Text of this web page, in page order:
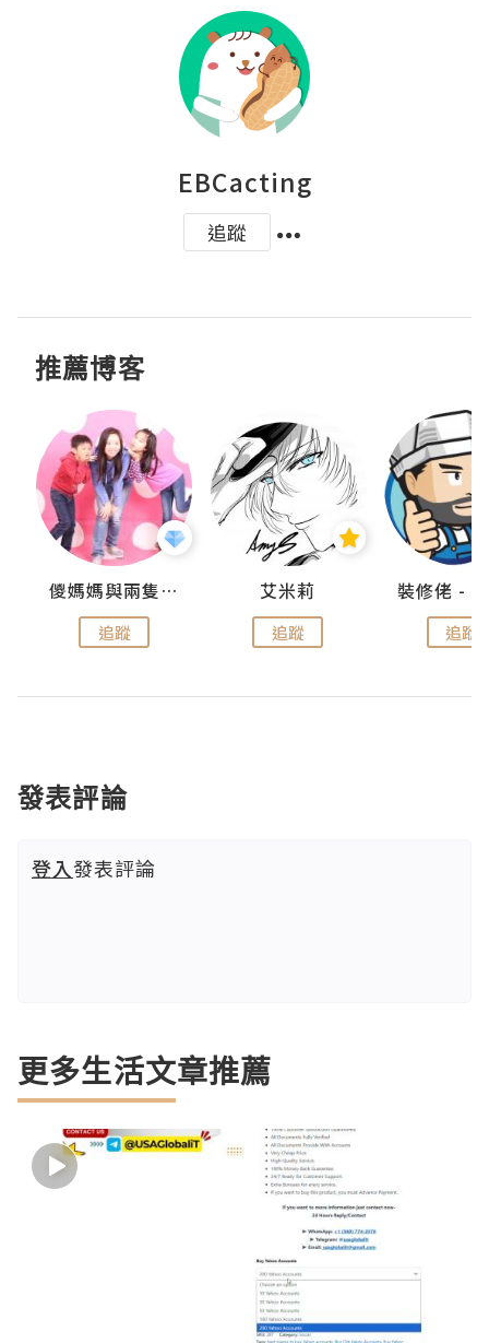
EBCacting
追蹤
推薦博客
儍媽媽與兩隻小魔怪之家
追蹤
艾米莉
追蹤 追蹤
發表評論
登入發表評論
更多生活文章推薦